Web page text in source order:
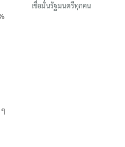
เชื่อมั่นรัฐมนตรีทุกคน